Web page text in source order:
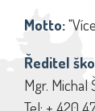
Motto:
Ředitel
Mgr. Michal